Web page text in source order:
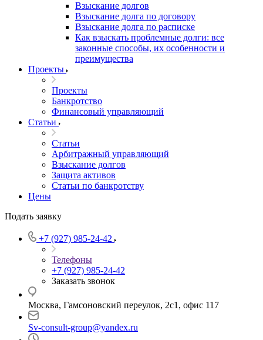
Взыскание долгов
Взыскание долга по договору
Взыскание долга по расписке
Как взыскать проблемные долги: все
законные способы, их особенности и
преимущества
Проекты
Проекты
Банкротство
Финансовый управляющий
Статьи
Статьи
Арбитражный управляющий
Взыскание долгов
Защита активов
Статьи по банкротству
Цены
Подать заявку
+7 (927) 985-24-42
Телефоны
+7 (927) 985-24-42
Заказать звонок
Москва, Гамсоновский переулок, 2с1, офис 117
Sv-consult-group@yandex.ru